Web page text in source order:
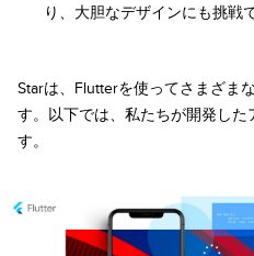
り、大胆なデザインにも挑戦
Starは、Flutterを使ってさまざま
す。以下では、私たちが開発し
す。